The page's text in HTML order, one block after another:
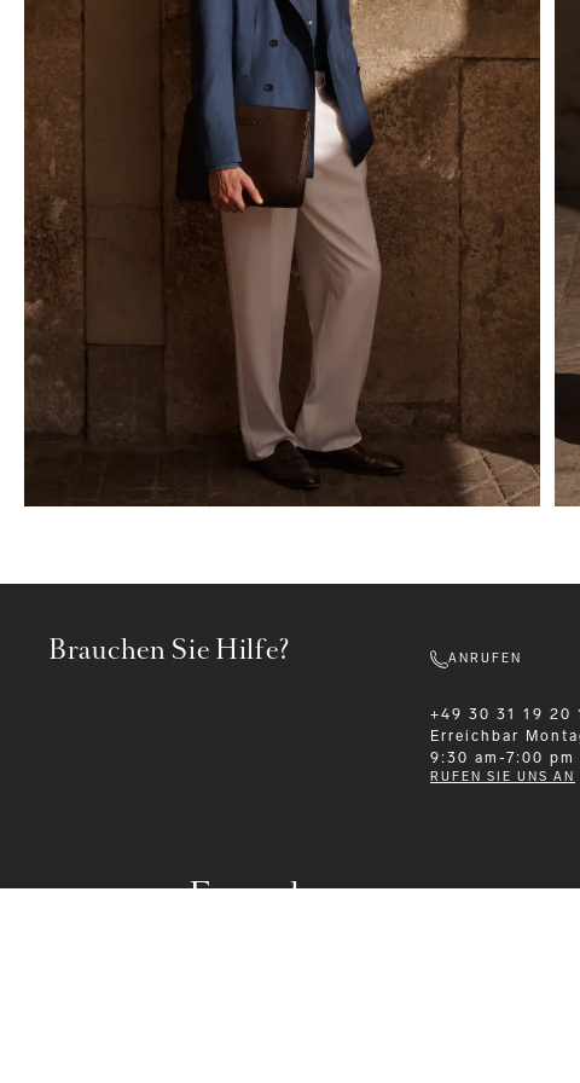
Formalwear
Brauchen Sie Hilfe? ANRUFEN
+49 30 31 19 20
Erreichbar
9:30 am-7:00 pm
RUFEN SIE UNS AN